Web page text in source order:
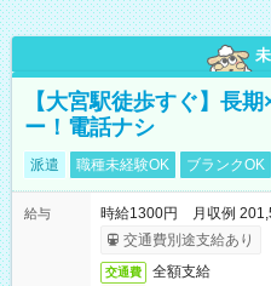
【大宮駅徒歩すぐ】長
ー！電話ナシ
派遣 職種未経験OK ブランクOK
給与
時給1300円 月収例
交通費別途支給あり
交通費 全額支給